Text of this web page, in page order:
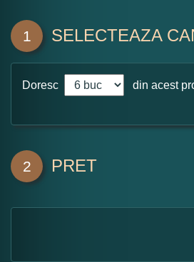
1 SELECTEAZA
Doresc din acest
2 PRET